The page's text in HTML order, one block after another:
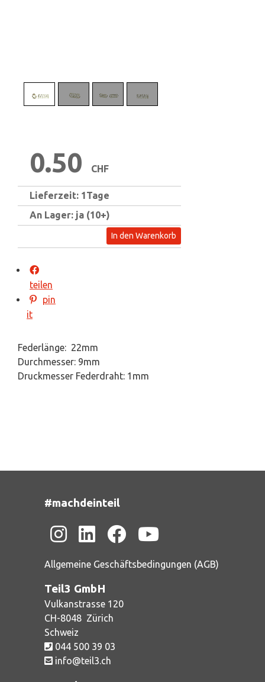
0.50 CHF
Lieferzeit: 1Tage
An Lager: ja (10+)
In den Warenkorb
teilen
pin
it
Federlänge: 22mm
Durchmesser: 9mm
Druckmesser Federdraht: 1mm
#machdeinteil
Allgemeine Geschäftsbedingungen (AGB)
Teil3 GmbH
Vulkanstrasse 120
CH-8048 Zürich
Schweiz
044 500 39 03
info@teil3.ch